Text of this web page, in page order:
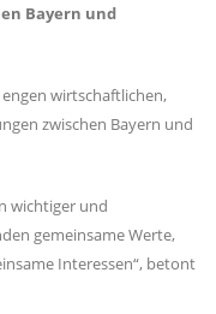
Bayern und
wirtschaftlichen,
zwischen Bayern und
wichtiger und
gemeinsame Werte,
Interessen“, betont